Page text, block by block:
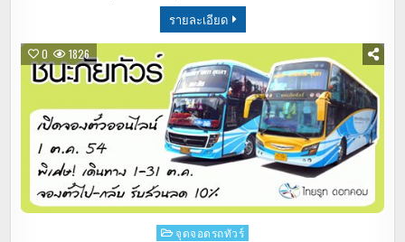
รายละเอียด
0 1826
Posted
จุดจอดรถทัวร์